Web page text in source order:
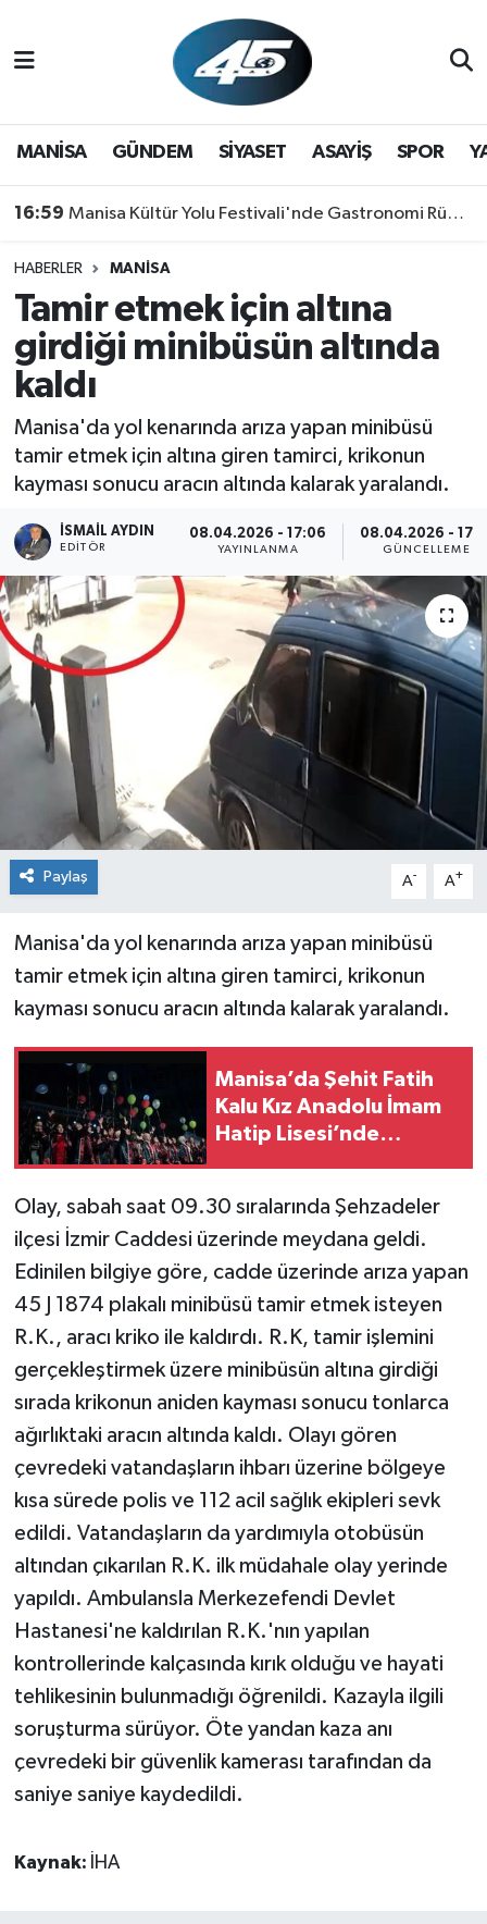
MANİSA GÜNDEM SİYASET ASAYİŞ SPOR
16:59 Manisa Kültür Yolu Festivali'nde Gastronomi Rüzgarı: Lezzetin Yıldızı "Manisa Kebabı" Oldu!
HABERLER MANİSA
Tamir etmek için altına
girdiği minibüsün altında
kaldı
Manisa'da yol kenarında arıza yapan minibüsü
tamir etmek için altına giren tamirci, krikonun
kayması sonucu aracın altında kalarak yaralandı.
İSMAIL AYDIN
EDITÖR
08.04.2026 - 17:06
YAYINLANMA
08.04.2026 -
GÜNCELLEME
Paylaş A- A+
Manisa'da yol kenarında arıza yapan minibüsü
tamir etmek için altına giren tamirci, krikonun
kayması sonucu aracın altında kalarak yaralandı.
Manisa’da Şehit Fatih
Kalu Kız Anadolu İmam
Hatip Lisesi’nde
Olay, sabah saat 09.30 sıralarında Şehzadeler
ilçesi İzmir Caddesi üzerinde meydana geldi.
Edinilen bilgiye göre, cadde üzerinde arıza yapan
45 J 1874 plakalı minibüsü tamir etmek isteyen
R.K., aracı kriko ile kaldırdı. R.K, tamir işlemini
gerçekleştirmek üzere minibüsün altına girdiği
sırada krikonun aniden kayması sonucu tonlarca
ağırlıktaki aracın altında kaldı. Olayı gören
çevredeki vatandaşların ihbarı üzerine bölgeye
kısa sürede polis ve 112 acil sağlık ekipleri sevk
edildi. Vatandaşların da yardımıyla otobüsün
altından çıkarılan R.K. ilk müdahale olay yerinde
yapıldı. Ambulansla Merkezefendi Devlet
Hastanesi'ne kaldırılan R.K.'nın yapılan
kontrollerinde kalçasında kırık olduğu ve hayati
tehlikesinin bulunmadığı öğrenildi. Kazayla ilgili
soruşturma sürüyor. Öte yandan kaza anı
çevredeki bir güvenlik kamerası tarafından da
saniye saniye kaydedildi.
Kaynak: İHA
GÜNDEM
SPOR
YAŞAM
RESMİ REKLAM
Hava Durumu
Trafik Durumu
Son Dakika Haberleri
Haber Arşivi